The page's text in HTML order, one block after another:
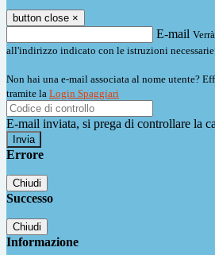
button close ×
E-mail
all'indirizzo indicato con le istruzioni
Non hai una e-mail associata al nome utente?
tramite la Login Spaggiari
E-mail inviata, si prega di controllare la
Errore
Chiudi
Successo
Chiudi
Informazione